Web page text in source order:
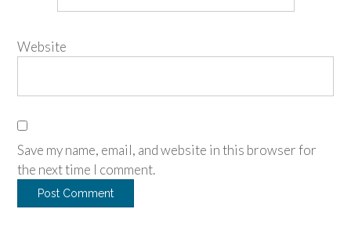
Website
Save my name, email, and website in this browser for
the next time I comment.